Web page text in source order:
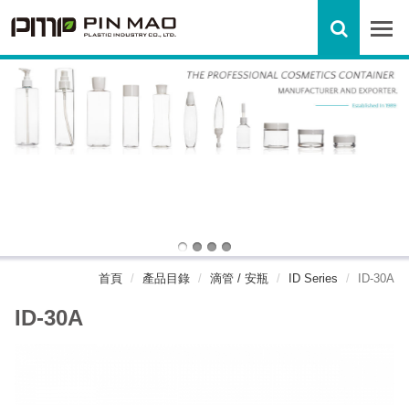
首頁 產品目錄 滴管 / 安瓶 ID Series ID-30A
ID-30A